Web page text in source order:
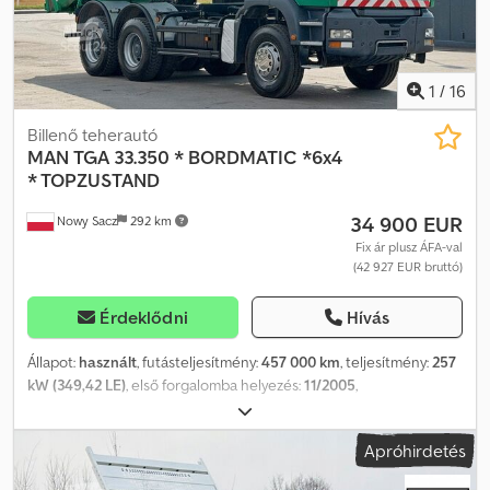
Af Rok
1 / 16
Nowy Sacz 292 km
Billenő teherautó
MAN TGA 33.350 * BORDMATIC *6x4
* TOPZUSTAND
34 900 EUR
Fix ár plusz ÁFA-val
(42 927 EUR bruttó)
Érdeklődni Hívás
Állapot: használt, futásteljesítmény:457 000 km, teljesítmény: 257
kW (349,42 LE) , első forgalomba helyezés:11/2005
, össztömeg:
3 tengely, fékek:retarder, szín:zöld, hajtástípus:mechanikai,
raktér hossza:5 200 mm 2 300 mm,
raktérmagasság:1 000 mm, Gyártási év: 2005, Felszereltség:ABS,
Apróhirdetés